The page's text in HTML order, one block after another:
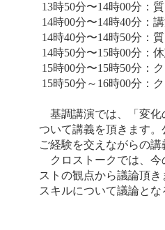
13時50分〜14時00分：
14時00分〜14時40分
14時40分〜14時50分：
14時50分〜15時00分：
15時00分〜15時50分：
15時50分～16時00分：
基調講演では、「変化
ついて講義を頂きます
ご経験を交えながらの講
クロストークでは、今
ストの観点から議論頂
スキルについて議論とな